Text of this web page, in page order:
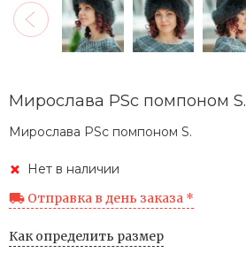
Мирослава PSс помпоном S.
Мирослава PSс помпоном S.
Нет в наличии
Отправка в день заказа *
Как определить размер